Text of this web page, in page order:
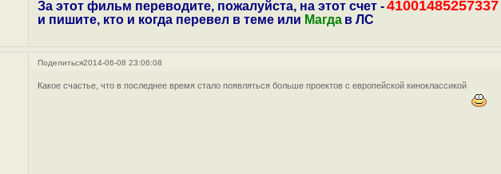
За этот фильм переводите, пожалуйста, на этот счет -41001485257337
и пишите, кто и когда перевел в теме или Магда в ЛС
Поделиться2014-06-08 23:06:08
Какое счастье, что в последнее время стало появляться больше проектов с европейской киноклассикой